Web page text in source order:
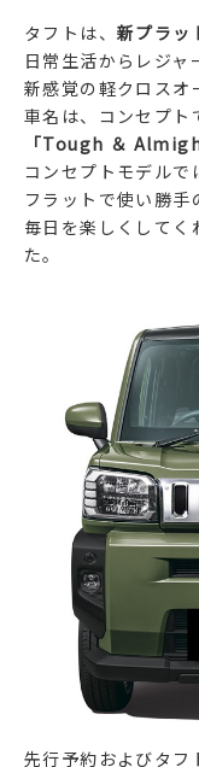
タフトは、 新プラッ
日常生活からレジャ
新感覚の軽クロスオ
車名は、コンセプト
「Tough ＆
コンセプトモデルで
フラットで使い勝手
毎日を楽しくしてく
た。
先行予約およびタフ